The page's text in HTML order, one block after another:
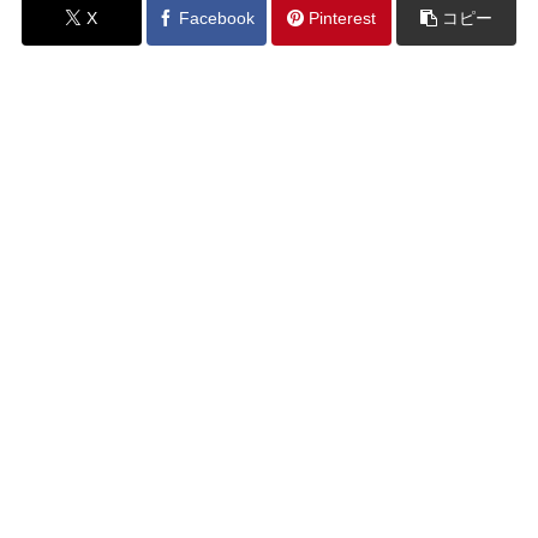
X Facebook Pinterest コピー